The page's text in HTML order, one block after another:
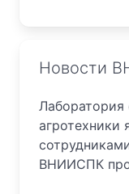
Новости
Лаборатория
агротехники
ВНИИСПК